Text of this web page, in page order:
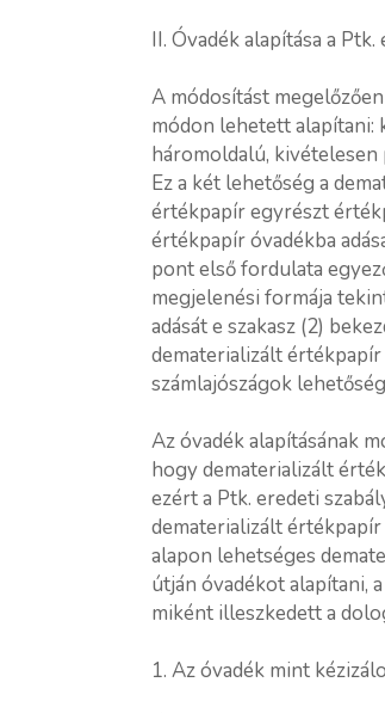
II. Óvadék alapítása a
A módosítást
módon lehetett alapítani:
háromoldalú, kivételesen
Ez a két lehetőség a
értékpapír egyrészt
értékpapír óvadékba
pont első fordulata
megjelenési formája
adását e szakasz (2)
dematerializált értékpapír
számlajószágok
Az óvadék alapításának
hogy dematerializált
ezért a Ptk. eredeti
dematerializált
alapon lehetséges
útján óvadékot alapítani,
miként illeszkedett a
1. Az óvadék mint